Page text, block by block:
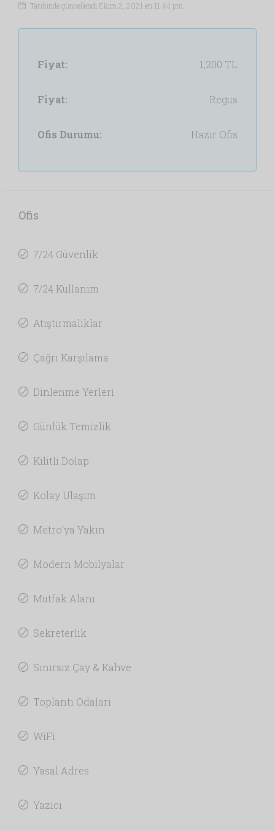
Tarihinde güncellendi Ekim 2, 2021 en 11:44 pm
Fiyat: 1,200 TL
Fiyat: Regus
Ofis Durumu: Hazır Ofis
Ofis
7/24 Güvenlik
7/24 Kullanım
Atıştırmalıklar
Çağrı Karşılama
Dinlenme Yerleri
Günlük Temizlik
Kilitli Dolap
Kolay Ulaşım
Metro’ya Yakın
Modern Mobilyalar
Mutfak Alanı
Sekreterlik
Sınırsız Çay & Kahve
Toplantı Odaları
WiFi
Yasal Adres
Yazıcı